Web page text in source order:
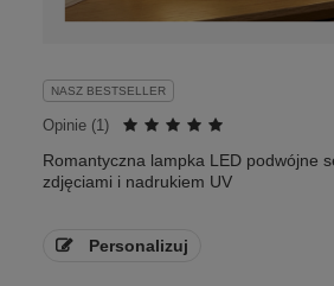
NASZ BESTSELLER
Opinie (1)
Romantyczna lampka LED podwójne
zdjęciami i nadrukiem UV
Personalizuj